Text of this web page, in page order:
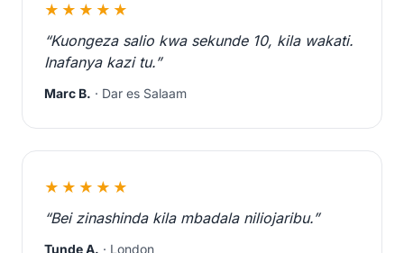
★★★★★
“Kuongeza salio kwa sekunde 10, kila wakati.
Inafanya kazi tu.”
Marc B. · Dar es Salaam
★★★★★
“Bei zinashinda kila mbadala niliojaribu.”
Tunde A. · London